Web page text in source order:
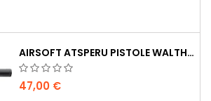
AIRSOFT ATSPERU PISTOLE WALTHER PPQ NAVY AR KLUSINĀTĀJU
47,00 €